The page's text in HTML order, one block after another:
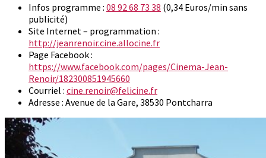
Infos programme : 08 92 68 73 38 (0,34 Euros/min sans
publicité)
Site Internet – programmation :
http://jeanrenoir.cine.allocine.fr
Page Facebook :
https://www.facebook.com/pages/Cinema-Jean-
Renoir/182300851945660
Courriel : cine.renoir@felicine.fr
Adresse : Avenue de la Gare, 38530 Pontcharra